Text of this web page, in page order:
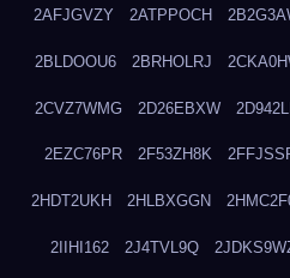
2AFJGVZY 2ATPPOCH
2BLDOOU6 2BRHOLRJ
2CVZ7WMG 2D26EBXW
2EZC76PR 2F53ZH8K
2HDT2UKH 2HLBXGGN
2IIHI162 2J4TVL9Q